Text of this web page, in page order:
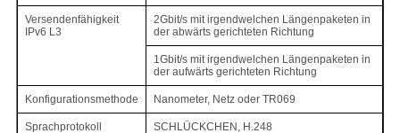
Versendenfähigkeit
IPv6 L3
2Gbit/s mit irgendwelchen Längenpaketen in
der abwärts gerichteten Richtung
1Gbit/s mit irgendwelchen Längenpaketen in
der aufwärts gerichteten Richtung
Konfigurationsmethode Nanometer, Netz oder TR069
Sprachprotokoll SCHLÜCKCHEN, H.248